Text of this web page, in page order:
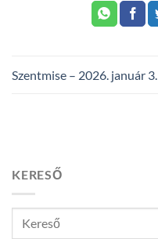
Szentmise – 2026. január 3.
KERESŐ